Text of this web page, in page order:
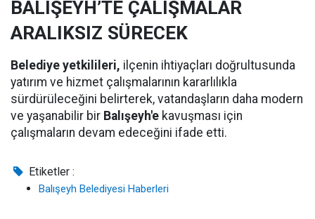
BALIŞEYH’TE ÇALIŞMALAR
ARALIKSIZ SÜRECEK
Belediye yetkilileri, ilçenin ihtiyaçları doğrultusunda
yatırım ve hizmet çalışmalarının kararlılıkla
sürdürüleceğini belirterek, vatandaşların daha modern
ve yaşanabilir bir Balışeyh'e kavuşması için
çalışmaların devam edeceğini ifade etti.
Etiketler :
Balışeyh Belediyesi Haberleri